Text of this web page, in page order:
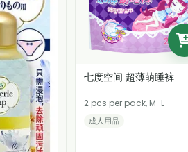
七度空间 超薄萌睡裤
2 pcs per pack, M-L
成人用品